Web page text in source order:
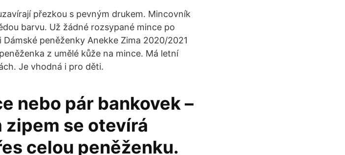
přezkou s pevným drukem. Mincovník
barvu. Už žádné rozsypané mince po
peněženky Anekke Zima 2020/2021
z umělé kůže na mince. Má letní
Je vhodná i pro děti.
nebo pár bankovek –
zipem se otevírá
celou peněženku.